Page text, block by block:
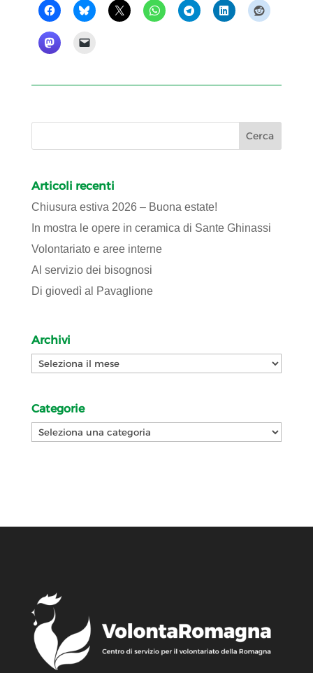
Articoli recenti
Chiusura estiva 2026 – Buona estate!
In mostra le opere in ceramica di Sante Ghinassi
Volontariato e aree interne
Al servizio dei bisognosi
Di giovedì al Pavaglione
Archivi
Archivi
Categorie
Categorie